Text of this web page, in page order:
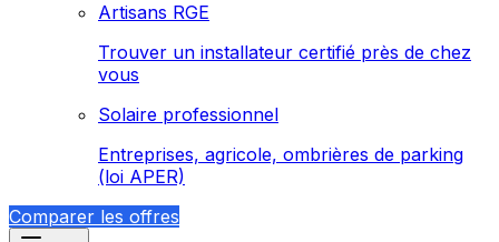
Artisans RGE
Trouver un installateur certifié près de chez
vous
Solaire professionnel
Entreprises, agricole, ombrières de parking
(loi APER)
Comparer les offres